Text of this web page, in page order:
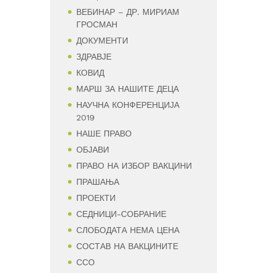
ВЕБИНАР – ДР. МИРИАМ
ГРОСМАН
ДОКУМЕНТИ
ЗДРАВЈЕ
КОВИД
МАРШ ЗА НАШИТЕ ДЕЦА
НАУЧНА КОНФЕРЕНЦИЈА
2019
НАШЕ ПРАВО
ОБЈАВИ
ПРАВО НА ИЗБОР ВАКЦИНИ
ПРАШАЊА
ПРОЕКТИ
СЕДНИЦИ-СОБРАНИЕ
СЛОБОДАТА НЕМА ЦЕНА
СОСТАВ НА ВАКЦИНИТЕ
ССО